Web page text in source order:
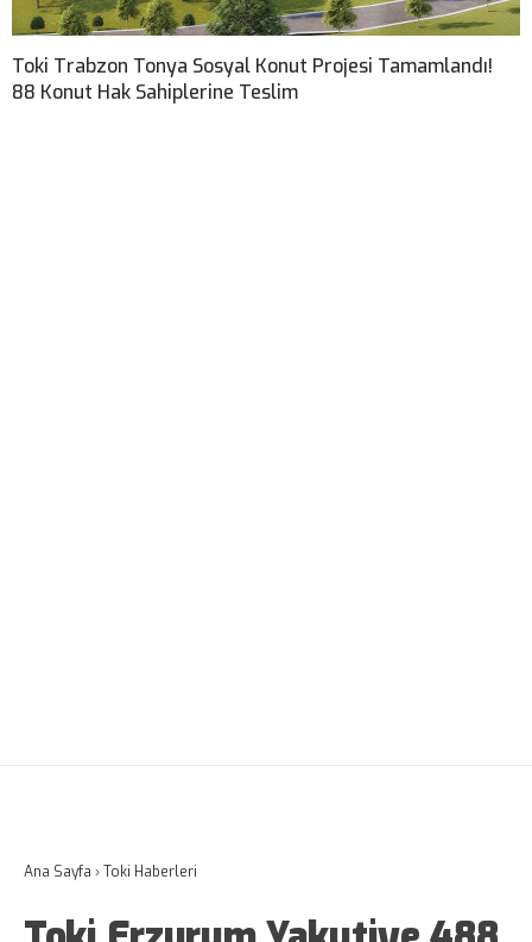
Toki Trabzon Tonya Sosyal Konut Projesi Tamamlandı!
88 Konut Hak Sahiplerine Teslim
Ana Sayfa ›Toki Haberleri